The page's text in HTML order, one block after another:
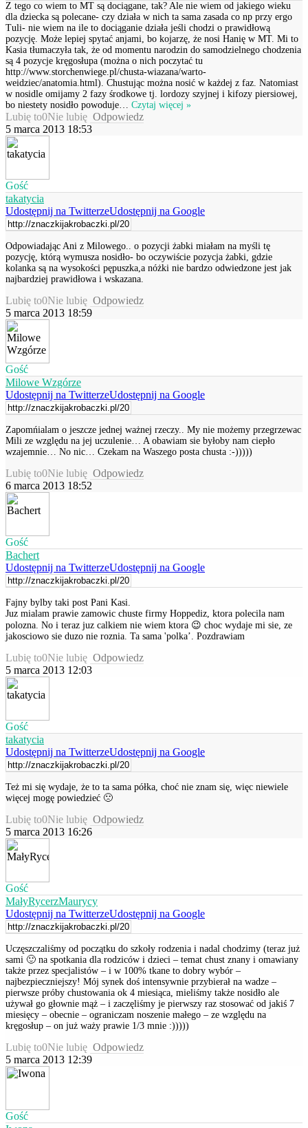
Z tego co wiem to MT są dociągane, tak? Ale nie wiem od jakiego wieku
dla dziecka są polecane- czy działa w nich ta sama zasada co np przy ergo
Tuli- nie wiem na ile to dociąganie działa jeśli chodzi o prawidłową
pozycję. Może lepiej spytać anjami, bo kojarzę, że nosi Hanię w MT. Mi to
Kasia tłumaczyła tak, że od momentu narodzin do samodzielnego chodzenia
są 4 pozycje kręgosłupa (można o nich poczytać tu
http://www.storchenwiege.pl/chusta-wiazana/warto-
weidziec/anatomia.html). Chustując można nosić w każdej z faz. Natomiast
w nosidle omijamy 2 fazy środkowe tj. lordozy szyjnej i kifozy piersiowej,
bo niestety nosidło powoduje… Czytaj więcej »
Lubię to0Nie lubię Odpowiedz
5 marca 2013 18:53
Gość
takatycia
Udostępnij na TwitterzeUdostępnij na Google
Odpowiadając Ani z Milowego.. o pozycji żabki miałam na myśli tę
pozycję, którą wymusza nosidło- bo oczywiście pozycja żabki, gdzie
kolanka są na wysokości pępuszka,a nóżki nie bardzo odwiedzone jest jak
najbardziej prawidłowa i wskazana.
Lubię to0Nie lubię Odpowiedz
5 marca 2013 18:59
Gość
Milowe Wzgórze
Udostępnij na TwitterzeUdostępnij na Google
Zapomńialam o jeszcze jednej ważnej rzeczy.. My nie możemy przegrzewac
Mili ze względu na jej uczulenie… A obawiam sie byłoby nam ciepło
wzajemnie… No nic… Czekam na Waszego posta chusta :-)))))
Lubię to0Nie lubię Odpowiedz
6 marca 2013 18:52
Gość
Bachert
Udostępnij na TwitterzeUdostępnij na Google
Fajny bylby taki post Pani Kasi.
Juz mialam prawie zamowic chuste firmy Hoppediz, ktora polecila nam
polozna. No i teraz juz calkiem nie wiem ktora 😉 choc wydaje mi sie, ze
jakosciowo sie duzo nie roznia. Ta sama 'polka’. Pozdrawiam
Lubię to0Nie lubię Odpowiedz
5 marca 2013 12:03
Gość
takatycia
Udostępnij na TwitterzeUdostępnij na Google
Też mi się wydaje, że to ta sama półka, choć nie znam się, więc niewiele
więcej mogę powiedzieć 🙁
Lubię to0Nie lubię Odpowiedz
5 marca 2013 16:26
Gość
MałyRycerzMaurycy
Udostępnij na TwitterzeUdostępnij na Google
Uczęszczaliśmy od początku do szkoły rodzenia i nadal chodzimy (teraz już
sami 🙂 na spotkania dla rodziców i dzieci – temat chust znany i omawiany
także przez specjalistów – i w 100% tkane to dobry wybór –
najbezpieczniejszy! Mój synek doś intensywnie przybierał na wadze –
pierwsze próby chustowania ok 4 miesiąca, mieliśmy także nosidło ale
używał go głownie mąż – i zaczęliśmy je pierwszy raz stosować od jakiś 7
miesięcy – obecnie – ograniczam noszenie małego – ze względu na
kręgosłup – on już waży prawie 1/3 mnie :)))))
Lubię to0Nie lubię Odpowiedz
5 marca 2013 12:39
Gość